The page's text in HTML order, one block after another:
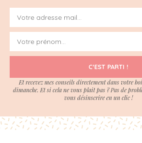
C'EST PARTI !
Et recevez mes conseils directement dans votre
dimanche. Et si cela ne vous plait pas ? Pas de
vous désinscrire en un clic !